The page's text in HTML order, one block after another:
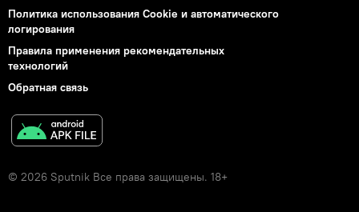
Политика использования Cookie и автоматического
логирования
Правила применения рекомендательных
технологий
Обратная связь
© 2026 Sputnik Все права защищены. 18+